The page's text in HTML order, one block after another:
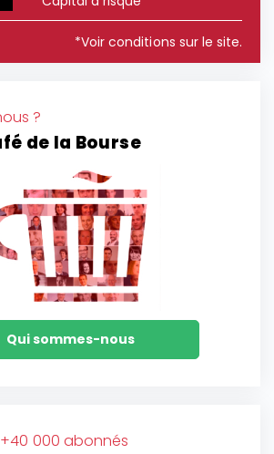
*Voir conditions sur le site.
?
de la Bourse
Qui sommes-nous
000 abonnés